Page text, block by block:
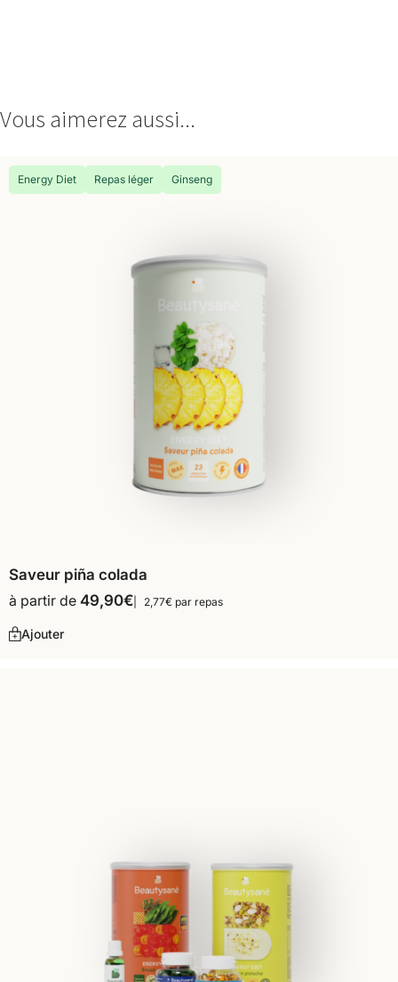
Vous aimerez aussi...
Energy Diet Repas léger Ginseng
Saveur piña colada
à partir de 49,90€ 2,77€ par repas
Ajouter